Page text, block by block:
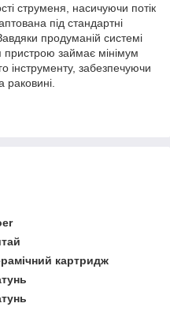
струменя, насичуючи потік
під стандартні
продуманій системі
займає мінімум
інструменту, забезпечуючи
картридж